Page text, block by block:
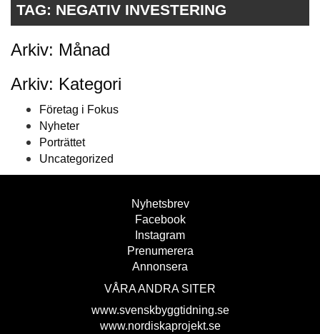
TAG: NEGATIV INVESTERING
Arkiv: Månad
Arkiv: Kategori
Företag i Fokus
Nyheter
Porträttet
Uncategorized
Nyhetsbrev
Facebook
Instagram
Prenumerera
Annonsera
VÅRA ANDRA SITER
www.svenskbyggtidning.se
www.nordiskaprojekt.se